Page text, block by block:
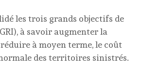
les trois grands objectifs de
à savoir augmenter la
à moyen terme, le coût
des territoires sinistrés.